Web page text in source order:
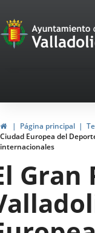
Portal
de
navegación
InicioPágina principal
Ciudad Europea del
internacionales
Gran